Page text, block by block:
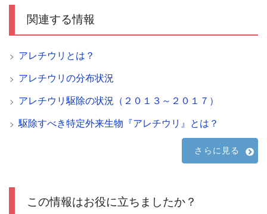
関連する情報
アレチウリとは？
アレチウリの分布状況
アレチウリ駆除の状況（２０１３～２０１７）
駆除すべき特定外来生物『アレチウリ』とは？
さらに見る
この情報はお役に立ちましたか？